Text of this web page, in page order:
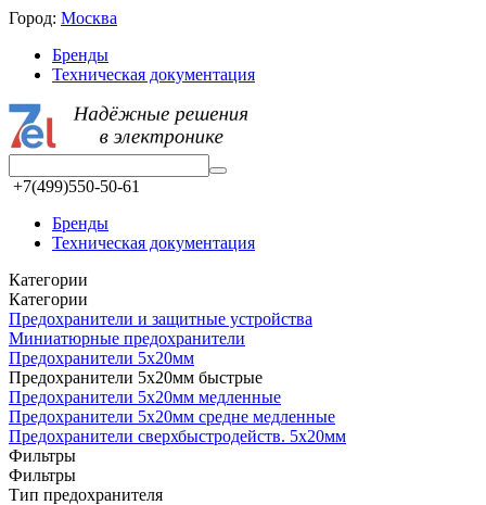
Город: Москва
Бренды
Техническая документация
+7(499)550-50-61
Бренды
Техническая документация
Категории
Категории
Предохранители и защитные устройства
Миниатюрные предохранители
Предохранители 5x20мм
Предохранители 5x20мм быстрые
Предохранители 5x20мм медленные
Предохранители 5x20мм средне медленные
Предохранители сверхбыстродейств. 5x20мм
Фильтры
Фильтры
Тип предохранителя